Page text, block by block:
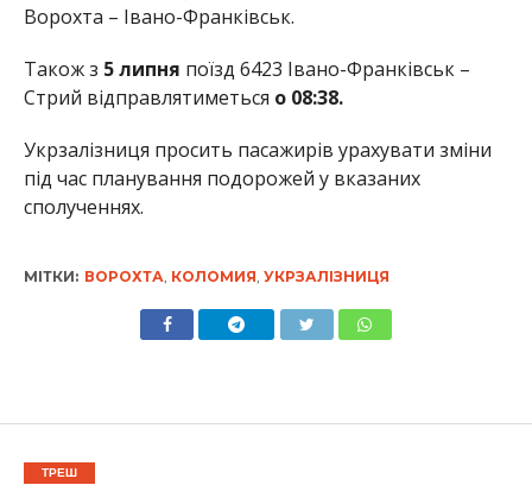
Ворохта – Івано-Франківськ.
Також з 5 липня поїзд 6423 Івано-Франківськ –
Стрий відправлятиметься о 08:38.
Укрзалізниця просить пасажирів урахувати зміни
під час планування подорожей у вказаних
сполученнях.
МІТКИ: ВОРОХТА КОЛОМИЯ УКРЗАЛІЗНИЦЯ
ТРЕШ